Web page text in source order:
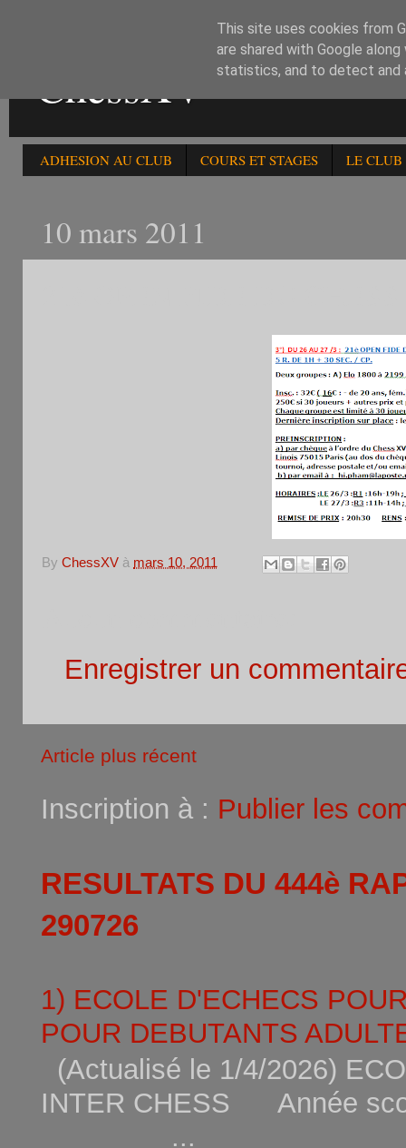
ChessXV
ADHESION AU CLUB COURS ET STAGES LE CLUB
10 mars 2011
By ChessXV à mars 10, 2011
Enregistrer un
Article plus récent
Inscription à : Publier les
RESULTATS DU 444è
290726
1) ECOLE D'ECHECS
POUR DEBUTANTS
(Actualisé le 1/4/2026)
INTER CHESS Année
...
This site uses cookies from
are shared with Google
statistics, and to detect and